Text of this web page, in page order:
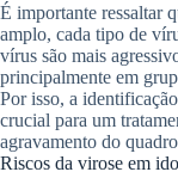
É importante ressaltar
amplo, cada tipo de
vírus são mais
principalmente em
Por isso, a
crucial para um
agravamento do
Riscos da virose em